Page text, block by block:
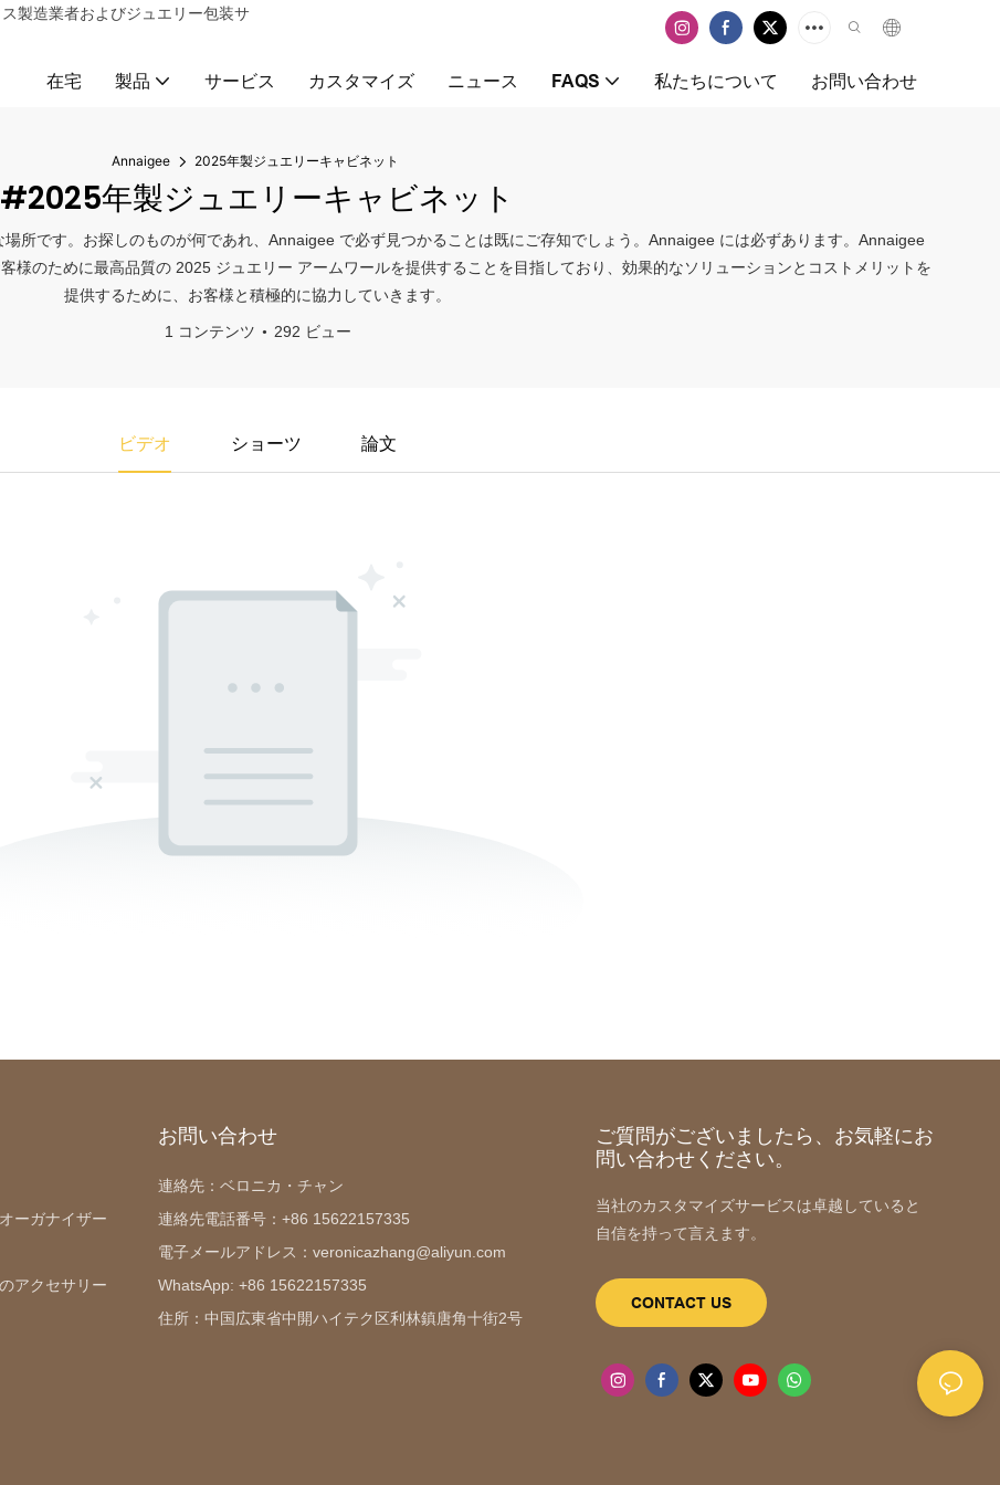
製造業者およびジュエリー包装サ
在宅 製品 サービス カスタマイズ ニュース FAQS 私たちについて お問い合わせ
Annaigee 2025年製ジュエリーキャビネット
#2025年製ジュエリーキャビネット
所です。お探しのものが何であれ、Annaigee で必ず見つかることは既にご存知でしょう。Annaigee には必ずあります。Annaigee
様のために最高品質の 2025 ジュエリー アームワールを提供することを目指しており、効果的なソリューションとコストメリットを
提供するために、お客様と積極的に協力していきます。
1 コンテンツ 292 ビュー
ビデオ ショーツ 論文
ーガナイザー
アクセサリー
お問い合わせ
連絡先：ベロニカ・チャン
連絡先電話番号：+86 15622157335
電子メールアドレス：veronicazhang@aliyun.com
WhatsApp: +86 15622157335
住所：中国広東省中開ハイテク区利林鎮唐角十街2号
ご質問がございましたら、お気軽にお
問い合わせください。
当社のカスタマイズサービスは卓越していると
自信を持って言えます。
CONTACT US